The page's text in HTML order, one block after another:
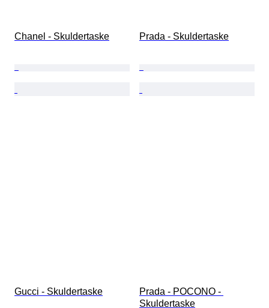
Chanel - Skuldertaske Prada - Skuldertaske
Gucci - Skuldertaske
Prada - POCONO -
Skuldertaske